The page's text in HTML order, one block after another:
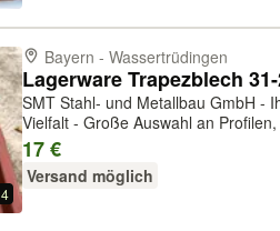
4
Bayern - Wassertrüdingen
SMT Stahl- und Metallbau GmbH -
Vielfalt - Große Auswahl an
Einzelbleche und in großen Mengen
17 €
Versand möglich